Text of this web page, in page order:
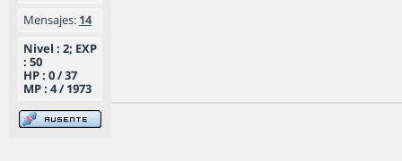
Mensajes: 14
Nivel : 2; EXP
: 50
HP : 0 / 37
MP : 4 / 1973